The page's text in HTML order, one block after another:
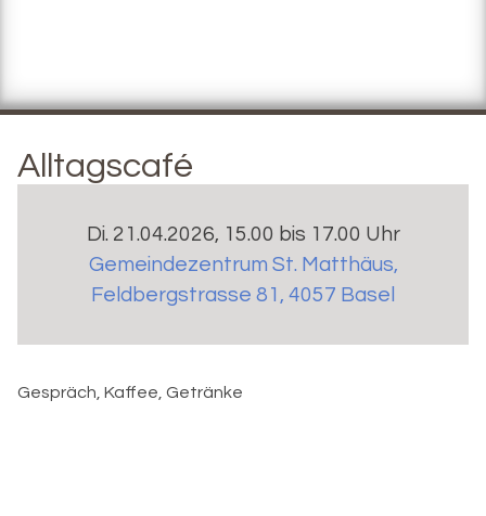
Alltagscafé
Di. 21.04.2026, 15.00 bis 17.00 Uhr
Gemeindezentrum St. Matthäus,
Feldbergstrasse 81, 4057 Basel
Gespräch, Kaffee, Getränke